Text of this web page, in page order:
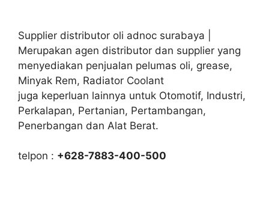
Supplier distributor oli adnoc surabaya |
Merupakan agen distributor dan supplier yang
menyediakan penjualan pelumas oli, grease,
Minyak Rem, Radiator Coolant
juga keperluan lainnya untuk Otomotif, Industri,
Perkalapan, Pertanian, Pertambangan,
Penerbangan dan Alat Berat.
telpon : +628-7883-400-500